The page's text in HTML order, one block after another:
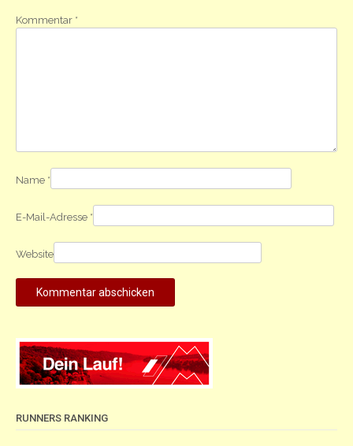
Kommentar *
Name *
E-Mail-Adresse *
Website
RUNNERS RANKING